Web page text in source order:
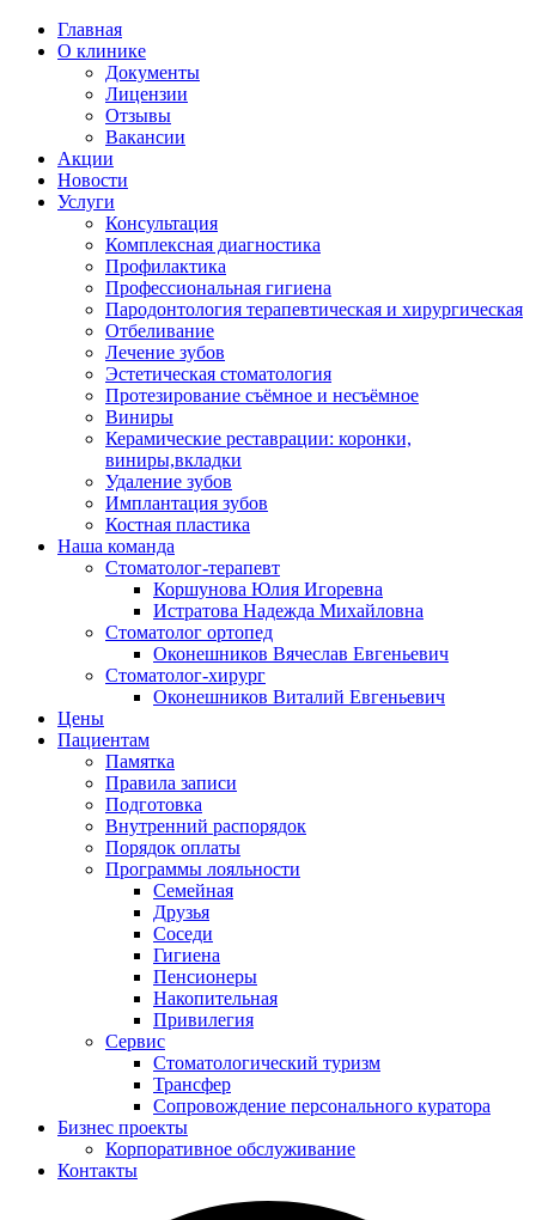
Главная
О клинике
Документы
Лицензии
Отзывы
Вакансии
Акции
Новости
Услуги
Консультация
Комплексная диагностика
Профилактика
Профессиональная гигиена
Пародонтология терапевтическая и хирургическая
Отбеливание
Лечение зубов
Эстетическая стоматология
Протезирование съёмное и несъёмное
Виниры
Керамические реставрации: коронки,
виниры,вкладки
Удаление зубов
Имплантация зубов
Костная пластика
Наша команда
Стоматолог-терапевт
Коршунова Юлия Игоревна
Истратова Надежда Михайловна
Cтоматолог ортопед
Оконешников Вячеслав Евгеньевич
Cтоматолог-хирург
Оконешников Виталий Евгеньевич
Цены
Пациентам
Памятка
Правила записи
Подготовка
Внутренний распорядок
Порядок оплаты
Программы лояльности
Семейная
Друзья
Соседи
Гигиена
Пенсионеры
Накопительная
Привилегия
Cервис
Стоматологический туризм
Трансфер
Сопровождение персонального куратора
Бизнес проекты
Корпоративное обслуживание
Контакты